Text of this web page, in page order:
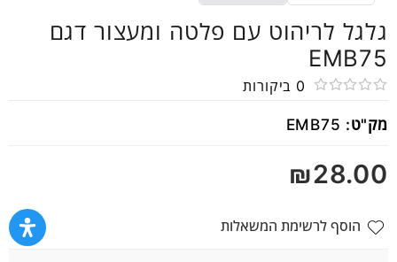
גלגל לריהוט עם פלטה ומעצור דגם
EMB75
0
5
0 ביקורות
מק"ט: EMB75
₪28.00
הוסף לרשימת המשאלות